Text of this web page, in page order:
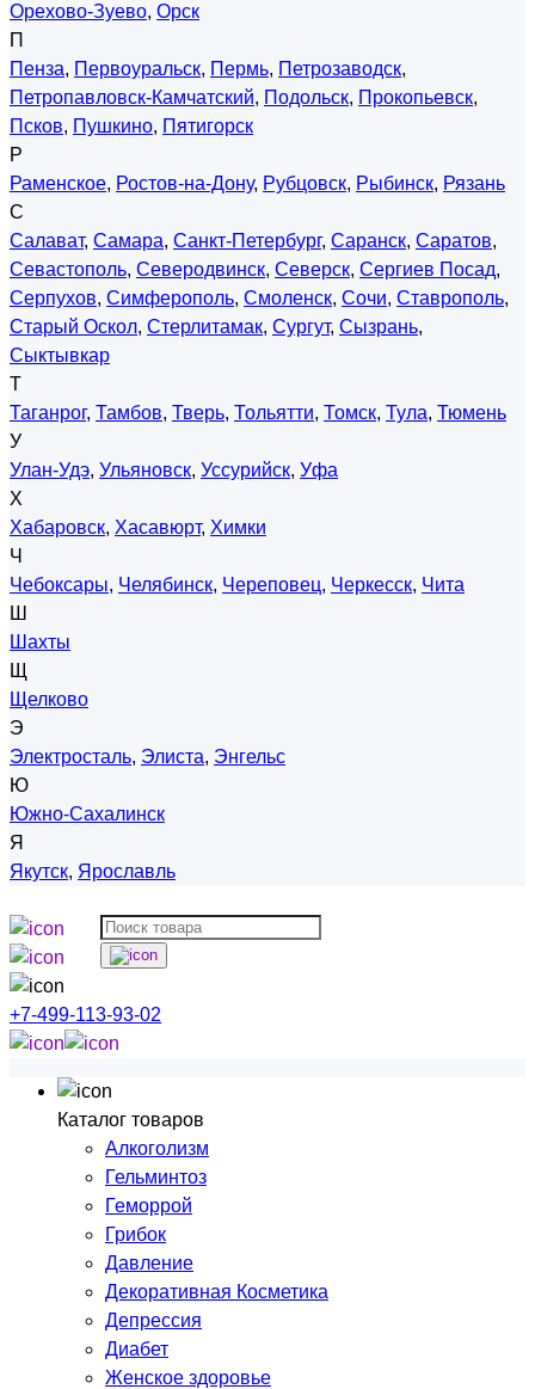
Орехово-Зуево, Орск
П
Пенза, Первоуральск, Пермь, Петрозаводск,
Петропавловск-Камчатский, Подольск, Прокопьевск,
Псков, Пушкино, Пятигорск
Р
Раменское, Ростов-на-Дону, Рубцовск, Рыбинск, Рязань
С
Салават, Самара, Санкт-Петербург, Саранск, Саратов,
Севастополь, Северодвинск, Северск, Сергиев Посад,
Серпухов, Симферополь, Смоленск, Сочи, Ставрополь,
Старый Оскол, Стерлитамак, Сургут, Сызрань,
Сыктывкар
Т
Таганрог, Тамбов, Тверь, Тольятти, Томск, Тула, Тюмень
У
Улан-Удэ, Ульяновск, Уссурийск, Уфа
Х
Хабаровск, Хасавюрт, Химки
Ч
Чебоксары, Челябинск, Череповец, Черкесск, Чита
Ш
Шахты
Щ
Щелково
Э
Электросталь, Элиста, Энгельс
Ю
Южно-Сахалинск
Я
Якутск, Ярославль
+7-499-113-93-02
Каталог товаров
Алкоголизм
Гельминтоз
Геморрой
Грибок
Давление
Декоративная Косметика
Депрессия
Диабет
Женское здоровье